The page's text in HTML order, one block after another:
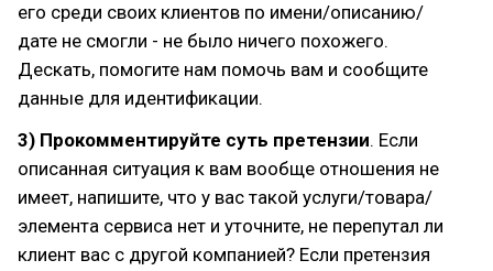
его среди своих клиентов по имени/описанию/
дате не смогли - не было ничего похожего.
Дескать, помогите нам помочь вам и сообщите
данные для идентификации.
3) Прокомментируйте суть претензии. Если
описанная ситуация к вам вообще отношения не
имеет, напишите, что у вас такой услуги/товара/
элемента сервиса нет и уточните, не перепутал ли
клиент вас с другой компанией? Если претензия